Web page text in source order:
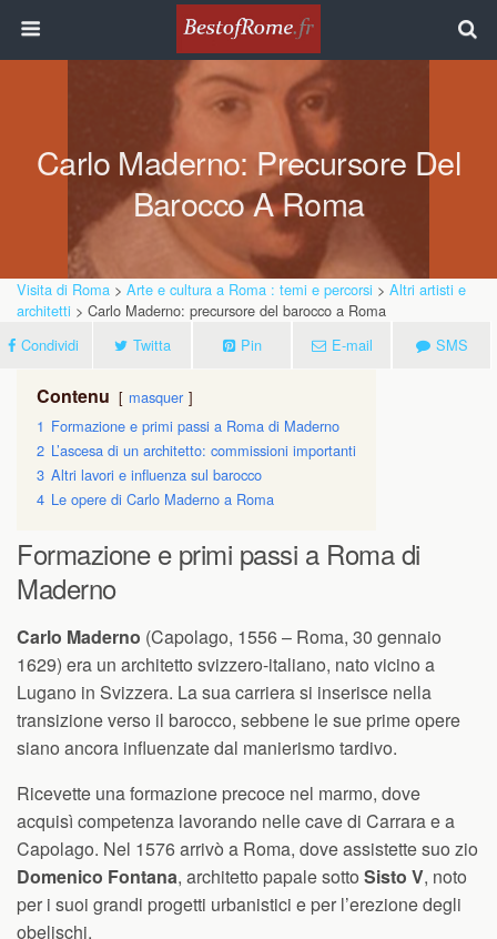
Carlo Maderno: Precursore Del
Barocco A Roma
Visita di Roma > Arte e cultura a Roma : temi e percorsi > Altri artisti e
architetti > Carlo Maderno: precursore del barocco a Roma
Condividi
Twitta Pin E-mail SMS
Contenu
masquer
1 Formazione e primi passi a Roma di Maderno
2 L’ascesa di un architetto: commissioni importanti
3 Altri lavori e influenza sul barocco
4 Le opere di Carlo Maderno a Roma
Formazione e primi passi a Roma di
Maderno
Carlo Maderno (Capolago, 1556 – Roma, 30 gennaio
1629) era un architetto svizzero-italiano, nato vicino a
Lugano in Svizzera. La sua carriera si inserisce nella
transizione verso il barocco, sebbene le sue prime opere
siano ancora influenzate dal manierismo tardivo.
Ricevette una formazione precoce nel marmo, dove
acquisì competenza lavorando nelle cave di Carrara e a
Capolago. Nel 1576 arrivò a Roma, dove assistette suo zio
Domenico Fontana, architetto papale sotto Sisto V, noto
per i suoi grandi progetti urbanistici e per l’erezione degli
obelischi.